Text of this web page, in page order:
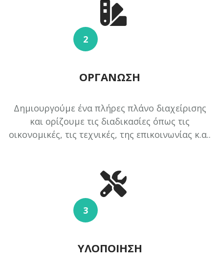
2
ΟΡΓΆΝΩΣΗ
Δημιουργούμε ένα πλήρες πλάνο διαχείρισης
και ορίζουμε τις διαδικασίες όπως τις
οικονομικές, τις τεχνικές, της επικοινωνίας κ.α..
3
ΥΛΟΠΟΊΗΣΗ